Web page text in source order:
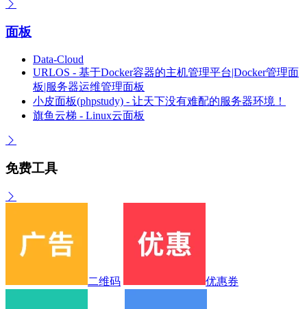
面板
Data-Cloud
URLOS - 基于Docker容器的主机管理平台|Docker管理面
板|服务器运维管理面板
小皮面板(phpstudy) - 让天下没有难配的服务器环境！
旗鱼云梯 - Linux云面板
免费工具
二维码 优惠券